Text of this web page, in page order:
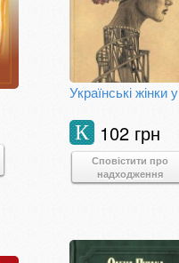
102 грн
К
Сповістити про
надходження